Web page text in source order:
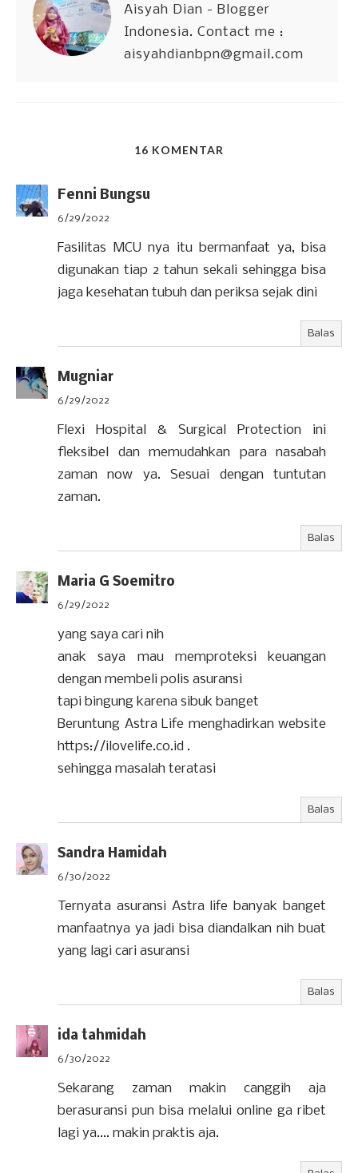
Aisyah Dian - Blogger
Indonesia. Contact me :
aisyahdianbpn@gmail.com
16 KOMENTAR
Fenni Bungsu
6/29/2022
Fasilitas MCU nya itu bermanfaat ya, bisa
digunakan tiap 2 tahun sekali sehingga bisa
jaga kesehatan tubuh dan periksa sejak dini
Balas
Mugniar
6/29/2022
Flexi Hospital & Surgical Protection ini
fleksibel dan memudahkan para nasabah
zaman now ya. Sesuai dengan tuntutan
zaman.
Balas
Maria G Soemitro
6/29/2022
yang saya cari nih
anak saya mau memproteksi keuangan
dengan membeli polis asuransi
tapi bingung karena sibuk banget
Beruntung Astra Life menghadirkan website
https://ilovelife.co.id .
sehingga masalah teratasi
Balas
Sandra Hamidah
6/30/2022
Ternyata asuransi Astra life banyak banget
manfaatnya ya jadi bisa diandalkan nih buat
yang lagi cari asuransi
Balas
ida tahmidah
6/30/2022
Sekarang zaman makin canggih aja
berasuransi pun bisa melalui online ga ribet
lagi ya.... makin praktis aja.